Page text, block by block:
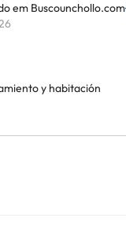
em Buscounchollo.com
y habitación